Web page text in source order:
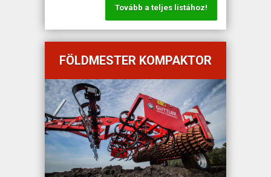
Tovább a teljes listához!
FÖLDMESTER KOMPAKTOR